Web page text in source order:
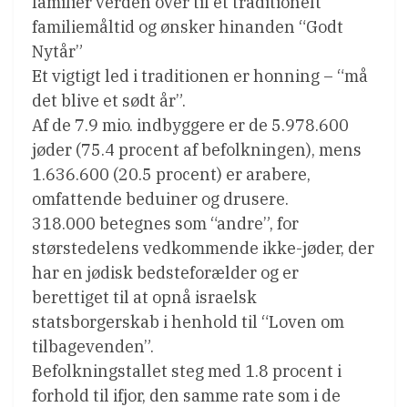
familiemåltid og ønsker hinanden “Godt
Nytår”
Et vigtigt led i traditionen er honning – “må
det blive et sødt år”.
Af de 7.9 mio. indbyggere er de 5.978.600
jøder (75.4 procent af befolkningen), mens
1.636.600 (20.5 procent) er arabere,
omfattende beduiner og drusere.
318.000 betegnes som “andre”, for
størstedelens vedkommende ikke-jøder, der
har en jødisk bedsteforælder og er
berettiget til at opnå israelsk
statsborgerskab i henhold til “Loven om
tilbagevenden”.
Befolkningstallet steg med 1.8 procent i
forhold til ifjor, den samme rate som i de